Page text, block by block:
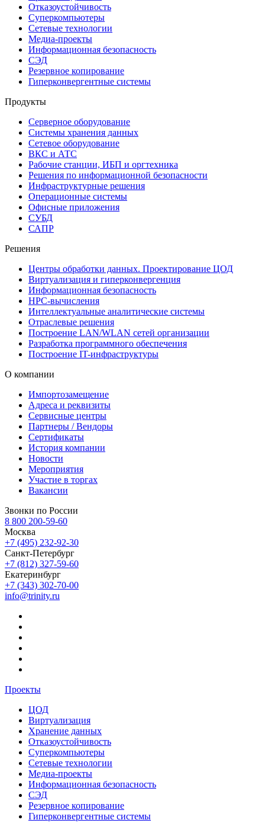
Отказоустойчивость
Суперкомпьютеры
Сетевые технологии
Медиа-проекты
Информационная безопасность
СЭД
Резервное копирование
Гиперконвергентные системы
Продукты
Серверное оборудование
Системы хранения данных
Сетевое оборудование
ВКС и АТС
Рабочие станции, ИБП и оргтехника
Решения по информационной безопасности
Инфраструктурные решения
Операционные системы
Офисные приложения
СУБД
САПР
Решения
Центры обработки данных. Проектирование ЦОД
Виртуализация и гиперконвергенция
Информационная безопасность
HPC-вычисления
Интеллектуальные аналитические системы
Отраслевые решения
Построение LAN/WLAN сетей организации
Разработка программного обеспечения
Построение IT-инфраструктуры
О компании
Импортозамещение
Адреса и реквизиты
Сервисные центры
Партнеры / Вендоры
Сертификаты
История компании
Новости
Мероприятия
Участие в торгах
Вакансии
Звонки по России
8 800 200-59-60
Москва
+7 (495) 232-92-30
Санкт-Петербург
+7 (812) 327-59-60
Екатеринбург
+7 (343) 302-70-00
info@trinity.ru
Проекты
ЦОД
Виртуализация
Хранение данных
Отказоустойчивость
Суперкомпьютеры
Сетевые технологии
Медиа-проекты
Информационная безопасность
СЭД
Резервное копирование
Гиперконвергентные системы